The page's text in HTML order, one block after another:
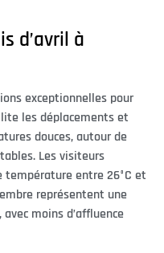
d’avril à
exceptionnelles pour
les déplacements et
douces, autour de
Les visiteurs
température entre 26°C et
représentent une
moins d’affluence